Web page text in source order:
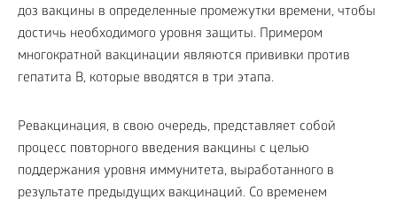
доз вакцины в определенные промежутки времени, чтобы
достичь необходимого уровня защиты. Примером
многократной вакцинации являются прививки против
гепатита B, которые вводятся в три этапа.
Ревакцинация, в свою очередь, представляет собой
процесс повторного введения вакцины с целью
поддержания уровня иммунитета, выработанного в
результате предыдущих вакцинаций. Со временем